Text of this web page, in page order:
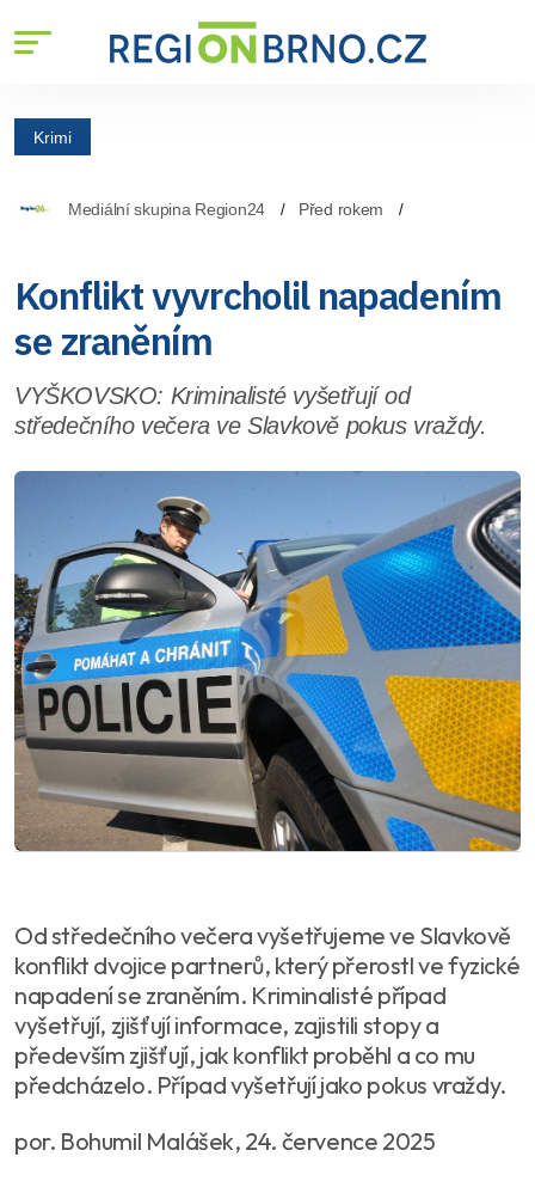
Krimi
Mediální skupina Region24 Před rokem
Konflikt vyvrcholil napadením
se zraněním
VYŠKOVSKO: Kriminalisté vyšetřují od
středečního večera ve Slavkově pokus vraždy.
Od středečního večera vyšetřujeme ve Slavkově
konflikt dvojice partnerů, který přerostl ve fyzické
napadení se zraněním. Kriminalisté případ
vyšetřují, zjišťují informace, zajistili stopy a
především zjišťují, jak konflikt proběhl a co mu
předcházelo. Případ vyšetřují jako pokus vraždy.
por. Bohumil Malášek, 24. července 2025